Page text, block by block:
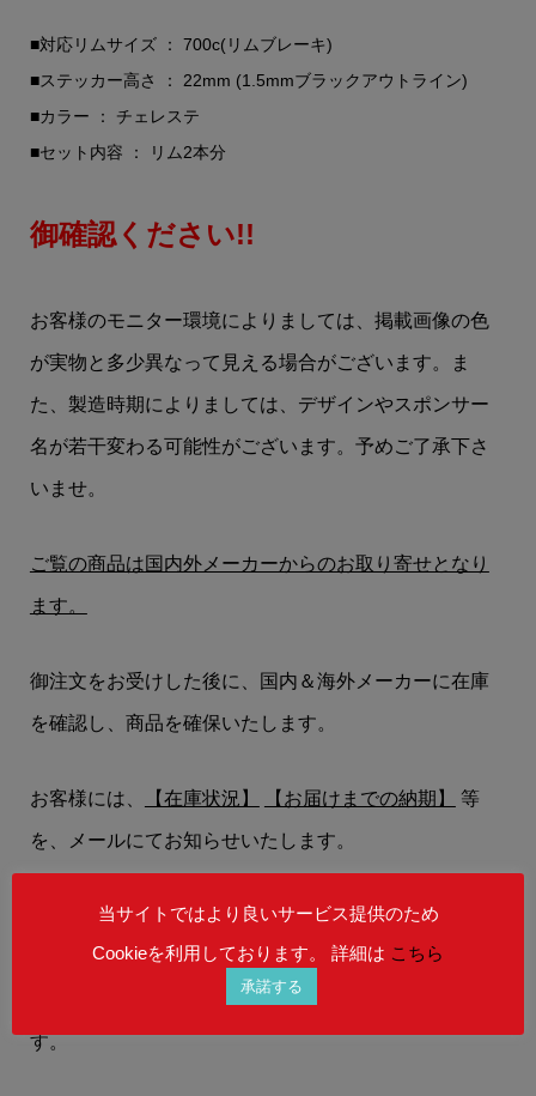
■対応リムサイズ ： 700c(リムブレーキ)
■ステッカー高さ ： 22mm (1.5mmブラックアウトライン)
■カラー ： チェレステ
■セット内容 ： リム2本分
御確認ください!!
お客様のモニター環境によりましては、掲載画像の色
が実物と多少異なって見える場合がございます。ま
た、製造時期によりましては、デザインやスポンサー
名が若干変わる可能性がございます。予めご了承下さ
いませ。
ご覧の商品は国内外メーカーからのお取り寄せとなり
ます。
御注文をお受けした後に、国内＆海外メーカーに在庫
を確認し、商品を確保いたします。
お客様には、 【在庫状況】 【お届けまでの納期】 等
を、メールにてお知らせいたします。
在庫状況によりましては、御注文後にご希望の商品を
ご用意することができない場合もございます。
予めご理解を賜りますよう、何卒お願い申し上げま
す。
当サイトではより良いサービス提供のため
Cookieを利用しております。 詳細は こちら
承諾する